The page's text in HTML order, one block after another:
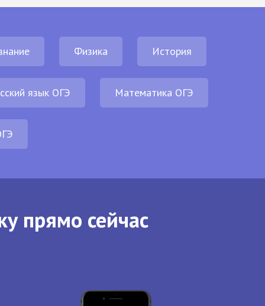
Физика История
язык ОГЭ Математика ОГЭ
прямо сейчас